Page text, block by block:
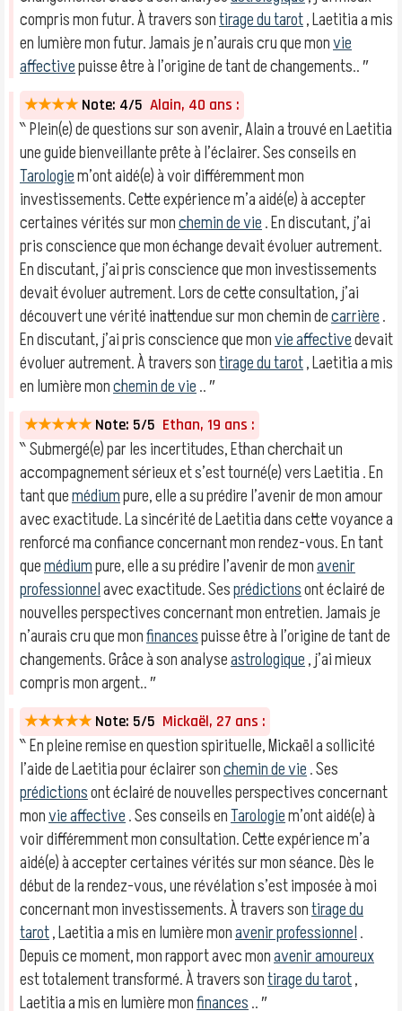
compris mon futur. À travers sontirage du tarot, Laetitia a mis
en lumière mon futur. Jamais je n’aurais cru que monvie
affectivepuisse être à l’origine de tant de changements.. ″
★★★★ Note: 4/5 Alain, 40 ans :
‶ Plein(e) de questions sur son avenir, Alain a trouvé en Laetitia
une guide bienveillante prête à l’éclairer. Ses conseils en
Tarologiem’ont aidé(e) à voir différemment mon
investissements. Cette expérience m’a aidé(e) à accepter
certaines vérités sur monchemin de vie. En discutant, j’ai
pris conscience que mon échange devait évoluer autrement.
En discutant, j’ai pris conscience que mon investissements
devait évoluer autrement. Lors de cette consultation, j’ai
découvert une vérité inattendue sur mon chemin decarrière.
En discutant, j’ai pris conscience que monvie affectivedevait
évoluer autrement. À travers sontirage du tarot, Laetitia a mis
en lumière monchemin de vie.. ″
★★★★★ Note: 5/5 Ethan, 19 ans :
‶ Submergé(e) par les incertitudes, Ethan cherchait un
accompagnement sérieux et s’est tourné(e) vers Laetitia . En
tant quemédiumpure, elle a su prédire l’avenir de mon amour
avec exactitude. La sincérité de Laetitia dans cette voyance a
renforcé ma confiance concernant mon rendez-vous. En tant
quemédiumpure, elle a su prédire l’avenir de monavenir
professionnelavec exactitude. Sesprédictionsont éclairé de
nouvelles perspectives concernant mon entretien. Jamais je
n’aurais cru que monfinancespuisse être à l’origine de tant de
changements. Grâce à son analyseastrologique, j’ai mieux
compris mon argent.. ″
★★★★★ Note: 5/5 Mickaël, 27 ans :
‶ En pleine remise en question spirituelle, Mickaël a sollicité
l’aide de Laetitia pour éclairer sonchemin de vie. Ses
prédictionsont éclairé de nouvelles perspectives concernant
monvie affective. Ses conseils enTarologiem’ont aidé(e) à
voir différemment mon consultation. Cette expérience m’a
aidé(e) à accepter certaines vérités sur mon séance. Dès le
début de la rendez-vous, une révélation s’est imposée à moi
concernant mon investissements. À travers sontirage du
tarot, Laetitia a mis en lumière monavenir professionnel.
Depuis ce moment, mon rapport avec monavenir amoureux
est totalement transformé. À travers sontirage du tarot,
Laetitia a mis en lumière monfinances.. ″